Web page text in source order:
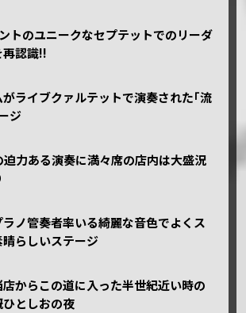
トのユニークなセプテットでのリーダ
再認識!!
ライブクァルテットで演奏された｢流
ジ
力ある演奏に満々席の店内は大盛況
ノ管奏者率いる綺麗な音色でよくス
らしいステージ
からこの道に入った半世紀近い時の
としおの夜